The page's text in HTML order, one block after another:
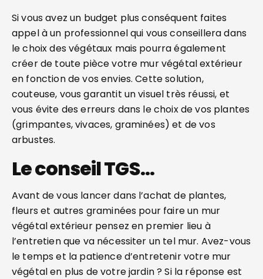
Si vous avez un budget plus conséquent faites
appel à un professionnel qui vous conseillera dans
le choix des végétaux mais pourra également
créer de toute pièce votre mur végétal extérieur
en fonction de vos envies. Cette solution,
couteuse, vous garantit un visuel très réussi, et
vous évite des erreurs dans le choix de vos plantes
(grimpantes, vivaces, graminées) et de vos
arbustes.
Le conseil TGS…
Avant de vous lancer dans l’achat de plantes,
fleurs et autres graminées pour faire un mur
végétal extérieur pensez en premier lieu à
l’entretien que va nécessiter un tel mur. Avez-vous
le temps et la patience d’entretenir votre mur
végétal en plus de votre jardin ? Si la réponse est